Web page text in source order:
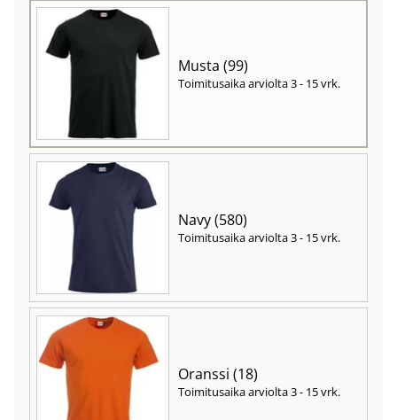
Musta (99)
Toimitusaika arviolta3 - 15 vrk.
Navy (580)
Toimitusaika arviolta3 - 15 vrk.
Oranssi (18)
Toimitusaika arviolta3 - 15 vrk.